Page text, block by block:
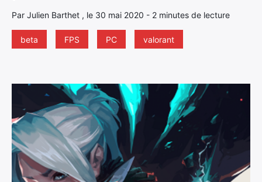
Par Julien Barthet , le 30 mai 2020 - 2 minutes de lecture
beta FPS PC valorant